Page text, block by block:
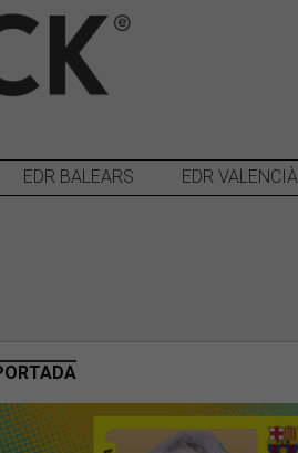
EDR BALEARS EDR VALENCIÀ